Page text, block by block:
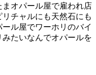
オパール屋で雇われ店
チャルにも天然石にも
ル屋でワーホリのバイ
みたいなんでオパールを